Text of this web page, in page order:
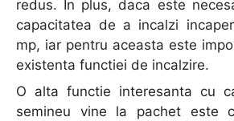
redus. In plus, daca este
capacitatea de a incalzi
mp, iar pentru aceasta este
existenta functiei de incalzire.
O alta functie interesanta cu
semineu vine la pachet este